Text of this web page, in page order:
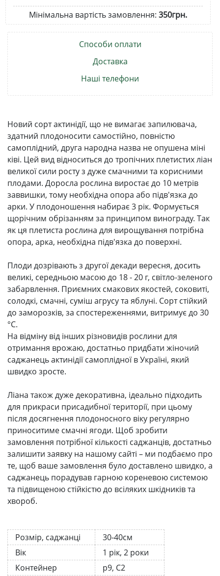
Мінімальна вартість замовлення: 350грн.
Способи оплати
Доставка
Наші телефони
Новий сорт актинідії, що не вимагає запилювача,
здатний плодоносити самостійно, повністю
самоплідний, друга народна назва не опушена міні
ківі. Цей вид відноситься до тропічних плетистих ліан
великої сили росту з дуже смачними та корисними
плодами. Доросла рослина виростає до 10 метрів
заввишки, тому необхідна опора або підв'язка до
арки. У плодоношення набирає 3 рік. Формується
щорічним обрізанням за принципом винограду. Так
як ця плетиста рослина для вирощування потрібна
опора, арка, необхідна підв'язка до поверхні.
Плоди дозрівають з другої декади вересня, досить
великі, середньою масою до 18 - 20 г, світло-зеленого
забарвлення. Приємних смакових якостей, соковиті,
солодкі, смачні, суміш агрусу та яблуні. Сорт стійкий
до заморозків, за спостереженнями, витримує до 30
°C.
На відміну від інших різновидів рослини для
отримання врожаю, достатньо придбати жіночий
саджанець актинідії самоплідної в Україні, який
швидко зросте.
Ліана також дуже декоративна, ідеально підходить
для прикраси присадибної території, при цьому
після досягнення плодоносного віку регулярно
приноситиме смачні ягоди. Щоб зробити
замовлення потрібної кількості саджанців, достатньо
залишити заявку на нашому сайті – ми подбаємо про
те, щоб ваше замовлення було доставлено швидко, а
саджанець порадував гарною кореневою системою
та підвищеною стійкістю до всіляких шкідників та
хвороб.
Розмір, саджанці
30-40см
Вік
1 рік, 2 роки
Контейнер
р9, С2